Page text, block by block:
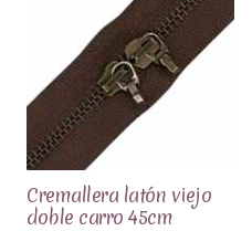
Cremallera latón viejo
doble carro 45cm